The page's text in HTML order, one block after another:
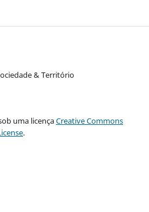
& Território
uma licençaCreative Commons
.